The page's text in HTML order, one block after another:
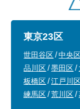
東京23区
世田谷区 中央区
品川区
墨田区
板橋区
江戸川区
練馬区
荒川区